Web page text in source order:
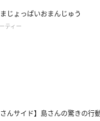
まじょっぱいおまんじゅう
ティー
さんサイド】島さんの驚きの行